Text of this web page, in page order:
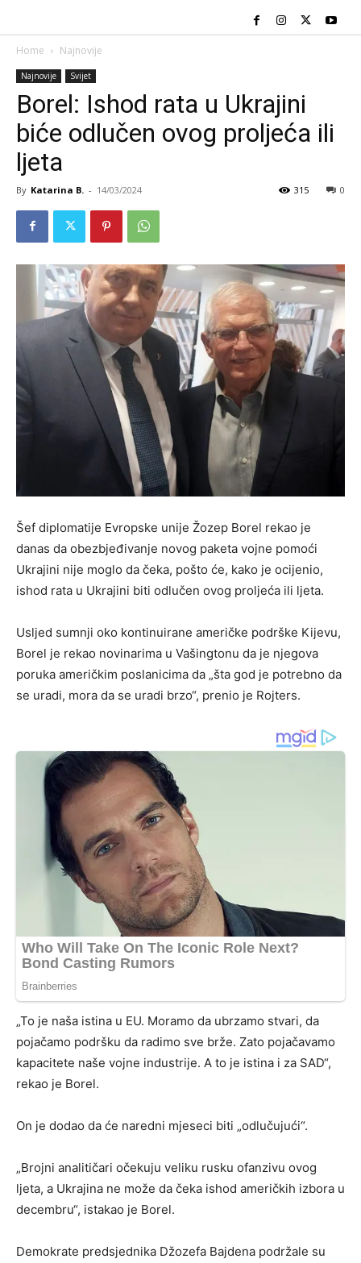
Home Najnovije
Najnovije Svijet
Borel: Ishod rata u Ukrajini
biće odlučen ovog proljeća ili
ljeta
By Katarina B. - 14/03/2024 0
315
Šef diplomatije Evropske unije Žozep Borel rekao je
danas da obezbjeđivanje novog paketa vojne pomoći
Ukrajini nije moglo da čeka, pošto će, kako je ocijenio,
ishod rata u Ukrajini biti odlučen ovog proljeća ili ljeta.
Usljed sumnji oko kontinuirane američke podrške Kijevu,
Borel je rekao novinarima u Vašingtonu da je njegova
poruka američkim poslanicima da „šta god je potrebno da
se uradi, mora da se uradi brzo“, prenio je Rojters.
„To je naša istina u EU. Moramo da ubrzamo stvari, da
pojačamo podršku da radimo sve brže. Zato pojačavamo
kapacitete naše vojne industrije. A to je istina i za SAD“,
rekao je Borel.
On je dodao da će naredni mjeseci biti „odlučujući“.
„Brojni analitičari očekuju veliku rusku ofanzivu ovog
ljeta, a Ukrajina ne može da čeka ishod američkih izbora u
decembru“, istakao je Borel.
Demokrate predsjednika Džozefa Bajdena podržale su